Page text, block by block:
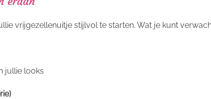
vrijgezellenuitje stijlvol te starten. Wat je kunt
jullie looks